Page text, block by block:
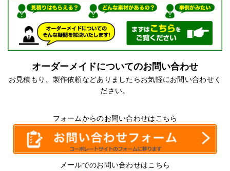
オーダーメイドについてのお問い合わせ
お見積もり、製作依頼などありましたらお気軽にお問い合わせく
ださい。
フォームからのお問い合わせはこちら
メールでのお問い合わせはこちら